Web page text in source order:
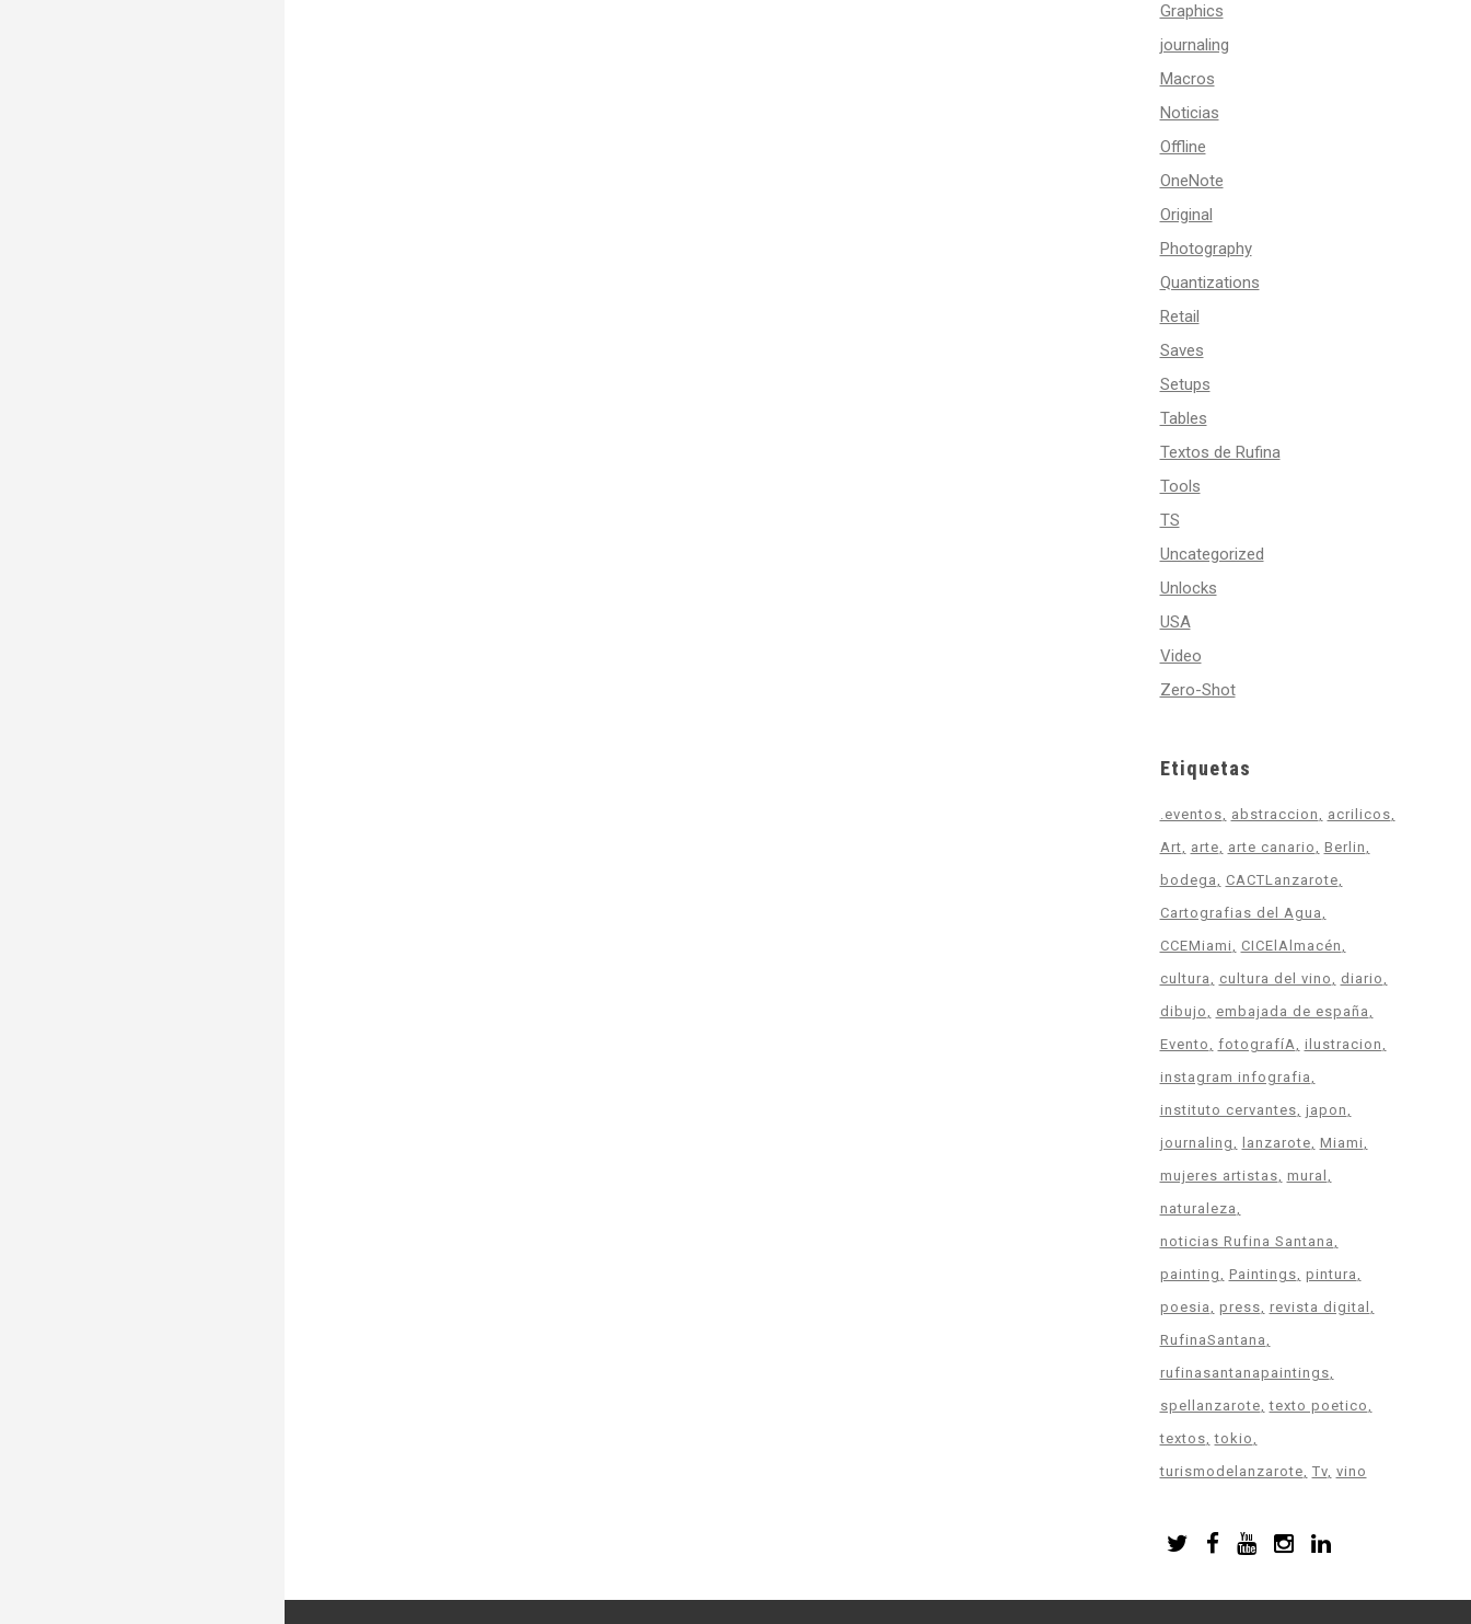
Graphics
journaling
Macros
Noticias
Offline
OneNote
Original
Photography
Quantizations
Retail
Saves
Setups
Tables
Textos de Rufina
Tools
TS
Uncategorized
Unlocks
USA
Video
Zero-Shot
Etiquetas
.eventos abstraccion
acrilicos
Art
arte arte canario
Berlin
bodega
CACTLanzarote
Cartografias del Agua
CCEMiami
CICElAlmacén
cultura
cultura del vino
diario
dibujo
embajada de españa
Evento
fotografíA ilustracion
instagram infografia
instituto cervantes japon
journaling
lanzarote Miami
mujeres artistas mural
naturaleza
noticias Rufina Santana
painting
Paintings pintura
poesia
press revista digital
RufinaSantana
rufinasantanapaintings
spellanzarote texto poetico
textos tokio
turismodelanzarote Tv vino